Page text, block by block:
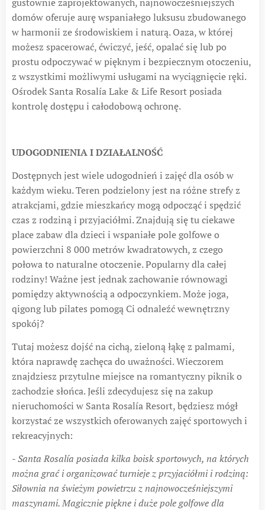
domów oferuje aurę wspaniałego luksusu zbudowanego
w harmonii ze środowiskiem i naturą. Oaza, w której
możesz spacerować, ćwiczyć, jeść, opalać się lub po
prostu odpoczywać w pięknym i bezpiecznym otoczeniu,
z wszystkimi możliwymi usługami na wyciągnięcie ręki.
Ośrodek Santa Rosalía Lake & Life Resort posiada
kontrolę dostępu i całodobową ochronę.
UDOGODNIENIA I DZIAŁALNOŚĆ
Dostępnych jest wiele udogodnień i zajęć dla osób w
każdym wieku. Teren podzielony jest na różne strefy z
atrakcjami, gdzie mieszkańcy mogą odpocząć i spędzić
czas z rodziną i przyjaciółmi. Znajdują się tu ciekawe
place zabaw dla dzieci i wspaniałe pole golfowe o
powierzchni 8 000 metrów kwadratowych, z czego
połowa to naturalne otoczenie. Popularny dla całej
rodziny! Ważne jest jednak zachowanie równowagi
pomiędzy aktywnością a odpoczynkiem. Może joga,
qigong lub pilates pomogą Ci odnaleźć wewnętrzny
spokój?
Tutaj możesz dojść na cichą, zieloną łąkę z palmami,
która naprawdę zachęca do uważności. Wieczorem
znajdziesz przytulne miejsce na romantyczny piknik o
zachodzie słońca. Jeśli zdecydujesz się na zakup
nieruchomości w Santa Rosalía Resort, będziesz mógł
korzystać ze wszystkich oferowanych zajęć sportowych i
rekreacyjnych:
-Santa Rosalía posiada kilka boisk sportowych, na których
można grać i organizować turnieje z przyjaciółmi i rodziną:
Siłownia na świeżym powietrzu z najnowocześniejszymi
maszynami. Magicznie piękne i duże pole golfowe dla